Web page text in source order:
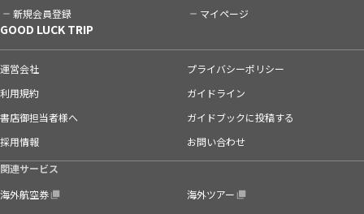
新規会員登録 マイページ
GOOD LUCK TRIP
運営会社
プライバシーポリシー
利用規約
ガイドライン
書店御担当者様へ
ガイドブックに投稿する
採用情報
お問い合わせ
関連サービス
海外航空券
海外ツアー